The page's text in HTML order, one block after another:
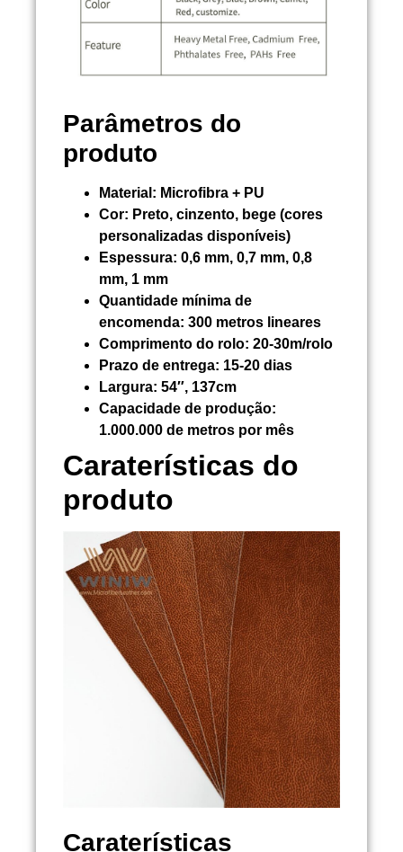
Parâmetros do
produto
Material: Microfibra + PU
Cor: Preto, cinzento, bege (cores
personalizadas disponíveis)
Espessura: 0,6 mm, 0,7 mm, 0,8
mm, 1 mm
Quantidade mínima de
encomenda: 300 metros lineares
Comprimento do rolo: 20-30m/rolo
Prazo de entrega: 15-20 dias
Largura: 54″, 137cm
Capacidade de produção:
1.000.000 de metros por mês
Caraterísticas do
produto
Caraterísticas